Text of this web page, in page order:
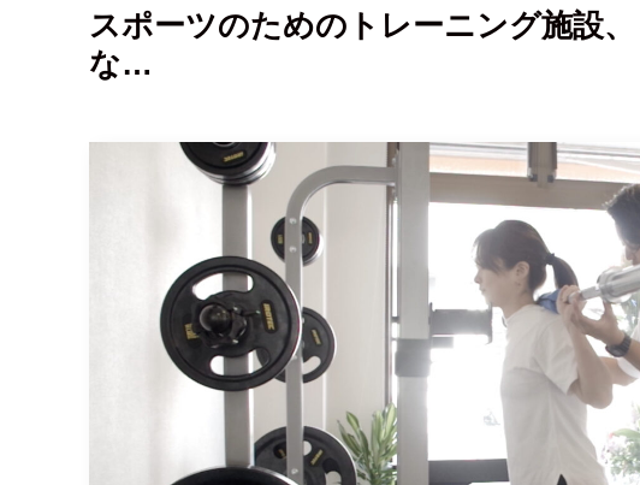
スポーツのためのトレーニング施設
な…